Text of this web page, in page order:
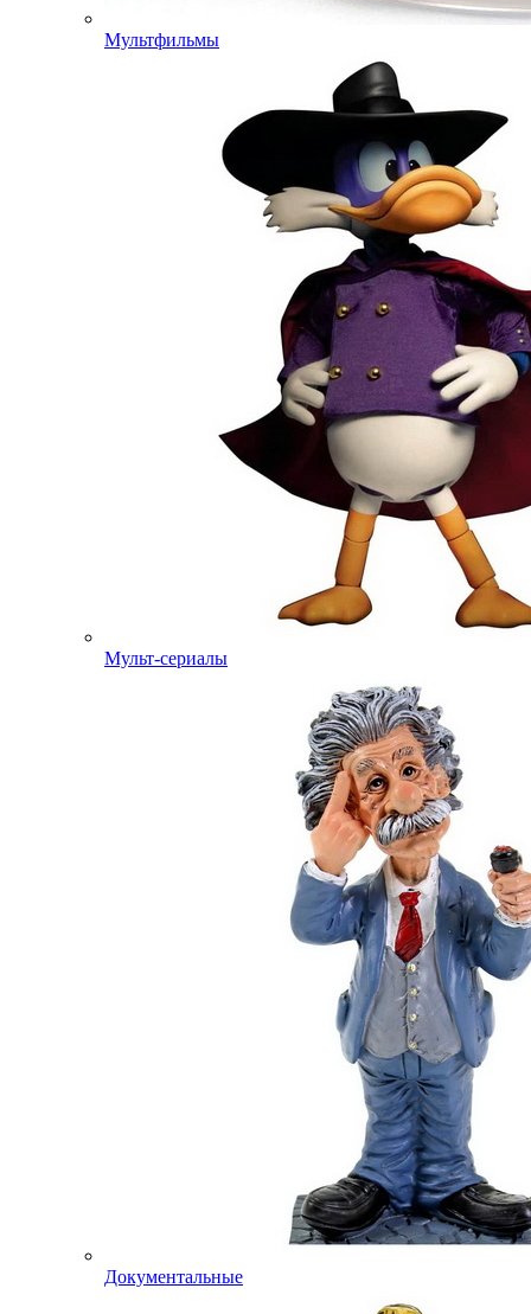
Мультфильмы
Мульт-сериалы
Документальные